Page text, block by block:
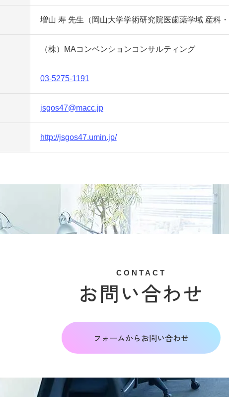
増山 寿 先生（岡山大学学術研究院医歯薬学域 産科・
（株）MAコンベンションコンサルティング
03-5275-1191
jsgos47@macc.jp
http://jsgos47.umin.jp/
CONTACT
お問い合わせ
フォームからお問い合わせ